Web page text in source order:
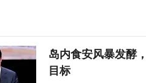
岛内食安风暴发酵
目标